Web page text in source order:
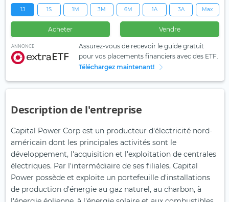
1J 1S 1M 3M 6M 1A 3A Max
Acheter Vendre
ANNONCE
Assurez-vous de recevoir le guide gratuit
pour vos placements financiers avec des ETF.
Téléchargez maintenant!
Description de l'entreprise
Capital Power Corp est un producteur d'électricité nord-
américain dont les principales activités sont le
développement, l'acquisition et l'exploitation de centrales
électriques. Par l'intermédiaire de ses filiales, Capital
Power possède et exploite un portefeuille d'installations
de production d'énergie au gaz naturel, au charbon, à